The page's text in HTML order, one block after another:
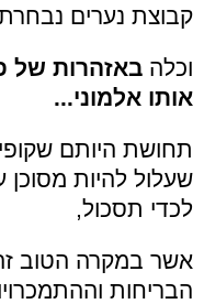
קבוצת נערים
וכלה באזהרות של
אותו אלמוני...
תחושת היותם
שעלול להיות
לכדי תסכול,
אשר במקרה הטוב
הבריחות